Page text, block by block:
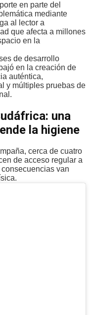
en parte del
mediante
al lector a
que afecta a millones
en la
de desarrollo
en la creación de
auténtica,
y múltiples pruebas de
una
la higiene
cerca de cuatro
de acceso regular a
van